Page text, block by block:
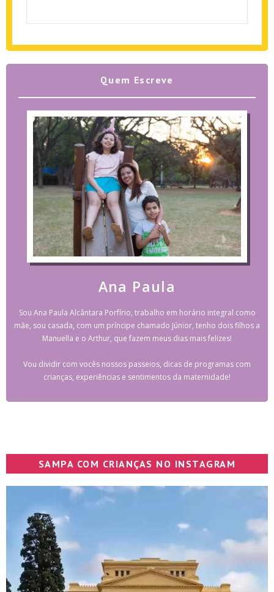
Quem Escreve
Ana Paula
Sou Ana Paula Alcântara Porfírio, trabalho em horário integral como
mãe, sou casada, com um príncipe chamado Júnior, tenho dois filhos a
Manuella e o Arthur, que fazem meus dias mais felizes!
Vou dividir com vocês nossos passeios, dicas de programas com
crianças, experiências e sentimentos da maternidade!
SAMPA COM CRIANÇAS NO INSTAGRAM